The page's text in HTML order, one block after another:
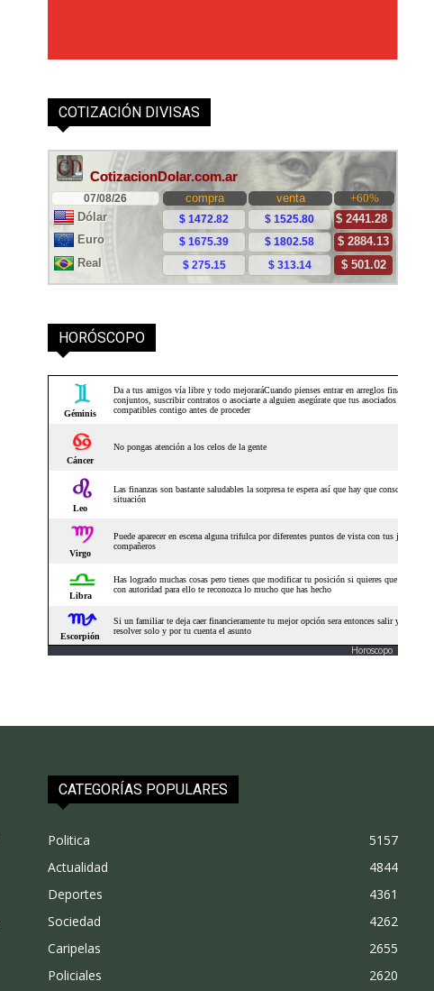
COTIZACIÓN DIVISAS
HORÓSCOPO
Horoscopo
CATEGORÍAS POPULARES
Politica
5157
Actualidad
4844
Deportes
4361
Sociedad
4262
Caripelas
2655
Policiales
2620